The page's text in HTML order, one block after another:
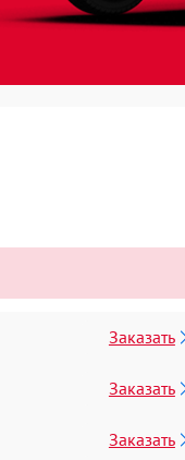
Заказать
Заказать
Заказать